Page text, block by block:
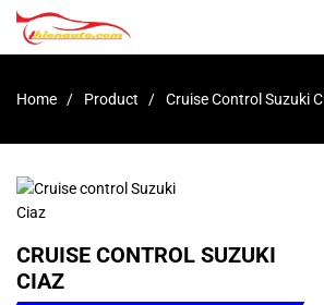
Home Product Cruise Control Suzuki
CRUISE CONTROL SUZUKI
CIAZ